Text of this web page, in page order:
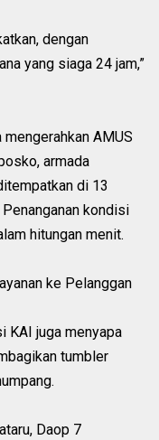
dengan
yang siaga 24 jam,”
AMUS
armada
di 13
kondisi
hitungan menit.
ke Pelanggan
KAI juga menyapa
tumbler
Daop 7